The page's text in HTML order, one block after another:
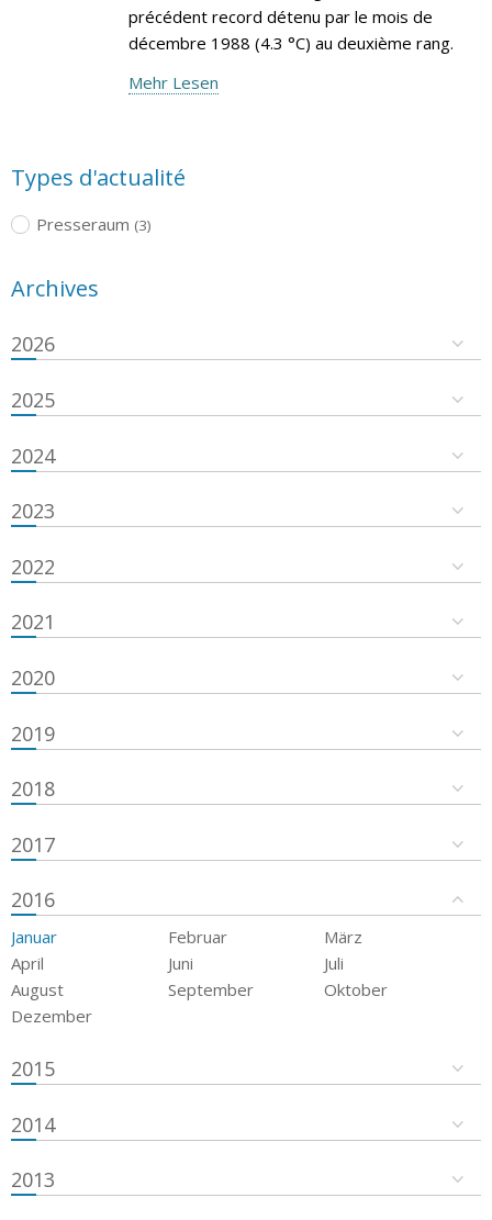
précédent record détenu par le mois de
décembre 1988 (4.3 °C) au deuxième rang.
Mehr Lesen
Types d'actualité
Presseraum (3)
Archives
2026
2025
2024
2023
2022
2021
2020
2019
2018
2017
2016
Januar Februar
März
April
Juni
Juli
August
September
Oktober
Dezember
2015
2014
2013